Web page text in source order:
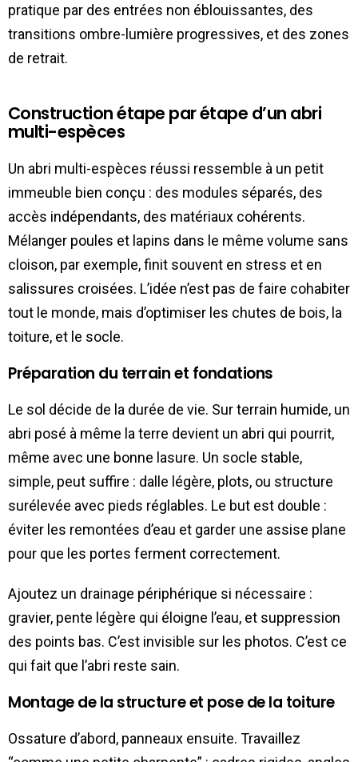
pratique par des entrées non éblouissantes, des
transitions ombre-lumière progressives, et des zones
de retrait.
Construction étape par étape d’un abri
multi-espèces
Un abri multi-espèces réussi ressemble à un petit
immeuble bien conçu : des modules séparés, des
accès indépendants, des matériaux cohérents.
Mélanger poules et lapins dans le même volume sans
cloison, par exemple, finit souvent en stress et en
salissures croisées. L’idée n’est pas de faire cohabiter
tout le monde, mais d’optimiser les chutes de bois, la
toiture, et le socle.
Préparation du terrain et fondations
Le sol décide de la durée de vie. Sur terrain humide, un
abri posé à même la terre devient un abri qui pourrit,
même avec une bonne lasure. Un socle stable,
simple, peut suffire : dalle légère, plots, ou structure
surélevée avec pieds réglables. Le but est double :
éviter les remontées d’eau et garder une assise plane
pour que les portes ferment correctement.
Ajoutez un drainage périphérique si nécessaire :
gravier, pente légère qui éloigne l’eau, et suppression
des points bas. C’est invisible sur les photos. C’est ce
qui fait que l’abri reste sain.
Montage de la structure et pose de la toiture
Ossature d’abord, panneaux ensuite. Travaillez